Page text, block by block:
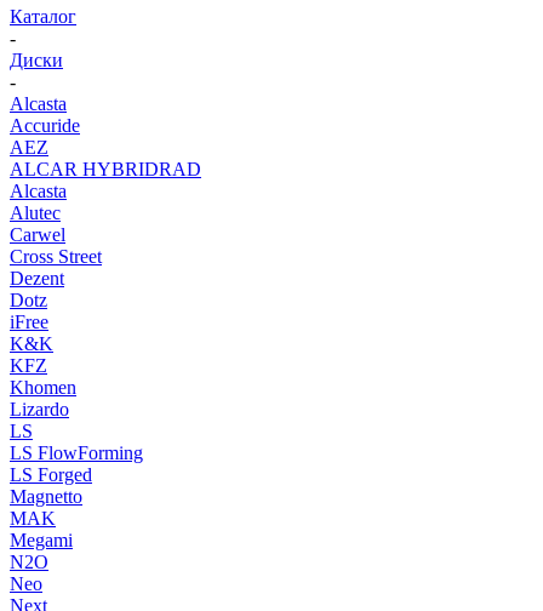
Каталог
-
Диски
-
Alcasta
Accuride
AEZ
ALCAR HYBRIDRAD
Alcasta
Alutec
Carwel
Cross Street
Dezent
Dotz
iFree
K&K
KFZ
Khomen
Lizardo
LS
LS FlowForming
LS Forged
Magnetto
MAK
Megami
N2O
Neo
Next